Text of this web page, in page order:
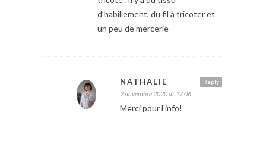
d’habillement, du fil à tricoter et
un peu de mercerie
Reply
NATHALIE
2 novembre 2020 at 17:06
Merci pour l’info!